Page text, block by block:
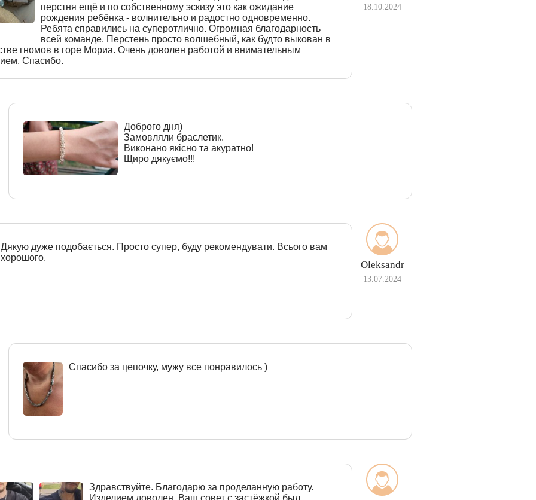
18.10.2024
перстня ещё и по собственному эскизу это как ожидание
рождения ребёнка - волнительно и радостно одновременно.
Ребята справились на суперотлично. Огромная благодарность
всей команде. Перстень просто волшебный, как будто выкован в
гномов в горе Мориа. Очень доволен работой и внимательным
Спасибо.
Доброго дня)
Замовляли браслетик.
Виконано якісно та акуратно!
Щиро дякуємо!!!
Oleksandr
13.07.2024
Дякую дуже подобається. Просто супер, буду рекомендувати. Всього вам
хорошого.
Спасибо за цепочку, мужу все понравилось )
Здравствуйте. Благодарю за проделанную работу.